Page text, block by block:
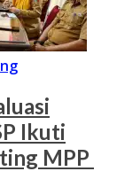
Ikuti
MPP